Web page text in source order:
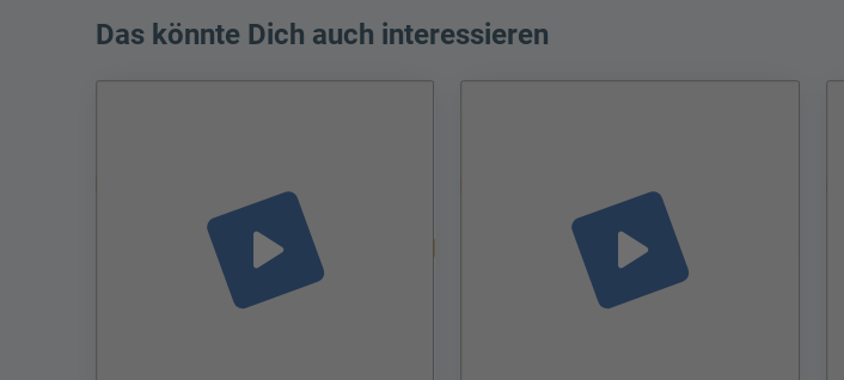
Das könnte Dich auch interessieren
play_arrow play_arrow